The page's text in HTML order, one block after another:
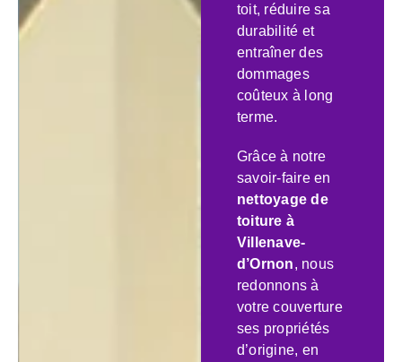
toit, réduire sa
durabilité et
entraîner des
dommages
coûteux à long
terme.
Grâce à notre
savoir-faire en
nettoyage de
toiture à
Villenave-
d’Ornon, nous
redonnons à
votre couverture
ses propriétés
d’origine, en